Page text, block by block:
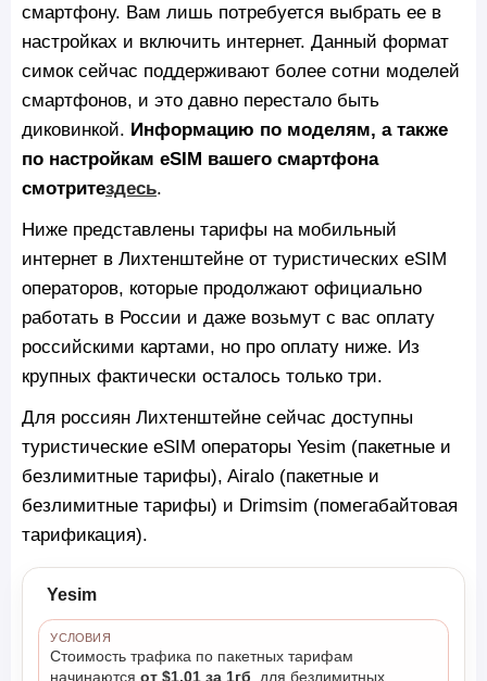
смартфону. Вам лишь потребуется выбрать ее в
настройках и включить интернет. Данный формат
симок сейчас поддерживают более сотни моделей
смартфонов, и это давно перестало быть
диковинкой. Информацию по моделям, а также
по настройкам eSIM вашего смартфона
смотритездесь.
Ниже представлены тарифы на мобильный
интернет в Лихтенштейне от туристических eSIM
операторов, которые продолжают официально
работать в России и даже возьмут с вас оплату
российскими картами, но про оплату ниже. Из
крупных фактически осталось только три.
Для россиян Лихтенштейне сейчас доступны
туристические eSIM операторы Yesim (пакетные и
безлимитные тарифы), Airalo (пакетные и
безлимитные тарифы) и Drimsim (помегабайтовая
тарификация).
Yesim
УСЛОВИЯ
Стоимость трафика по пакетных тарифам
начинаютсяот $1.01 за 1гб , для безлимитных